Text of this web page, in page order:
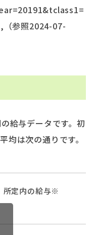
参照2024-07-
給与データです。初
均は次の通りです。
所定内の給与※